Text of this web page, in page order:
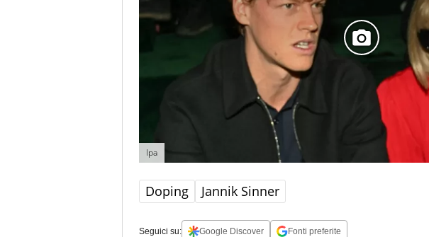
Ipa
Doping Jannik Sinner
Seguici su: Google Discover Fonti preferite